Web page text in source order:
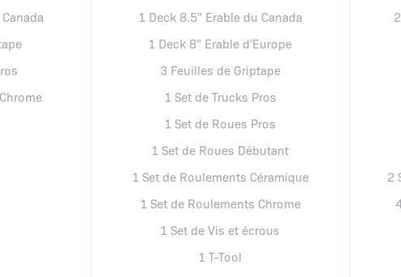
1 Deck 8.5" Erable du Canada
1 Deck 8" Erable d'Europe
3 Feuilles de Griptape
1 Set de Trucks Pros
1 Set de Roues Pros
1 Set de Roues Débutant
1 Set de Roulements Céramique
1 Set de Roulements Chrome
1 Set de Vis et écrous
1 T-Tool
2